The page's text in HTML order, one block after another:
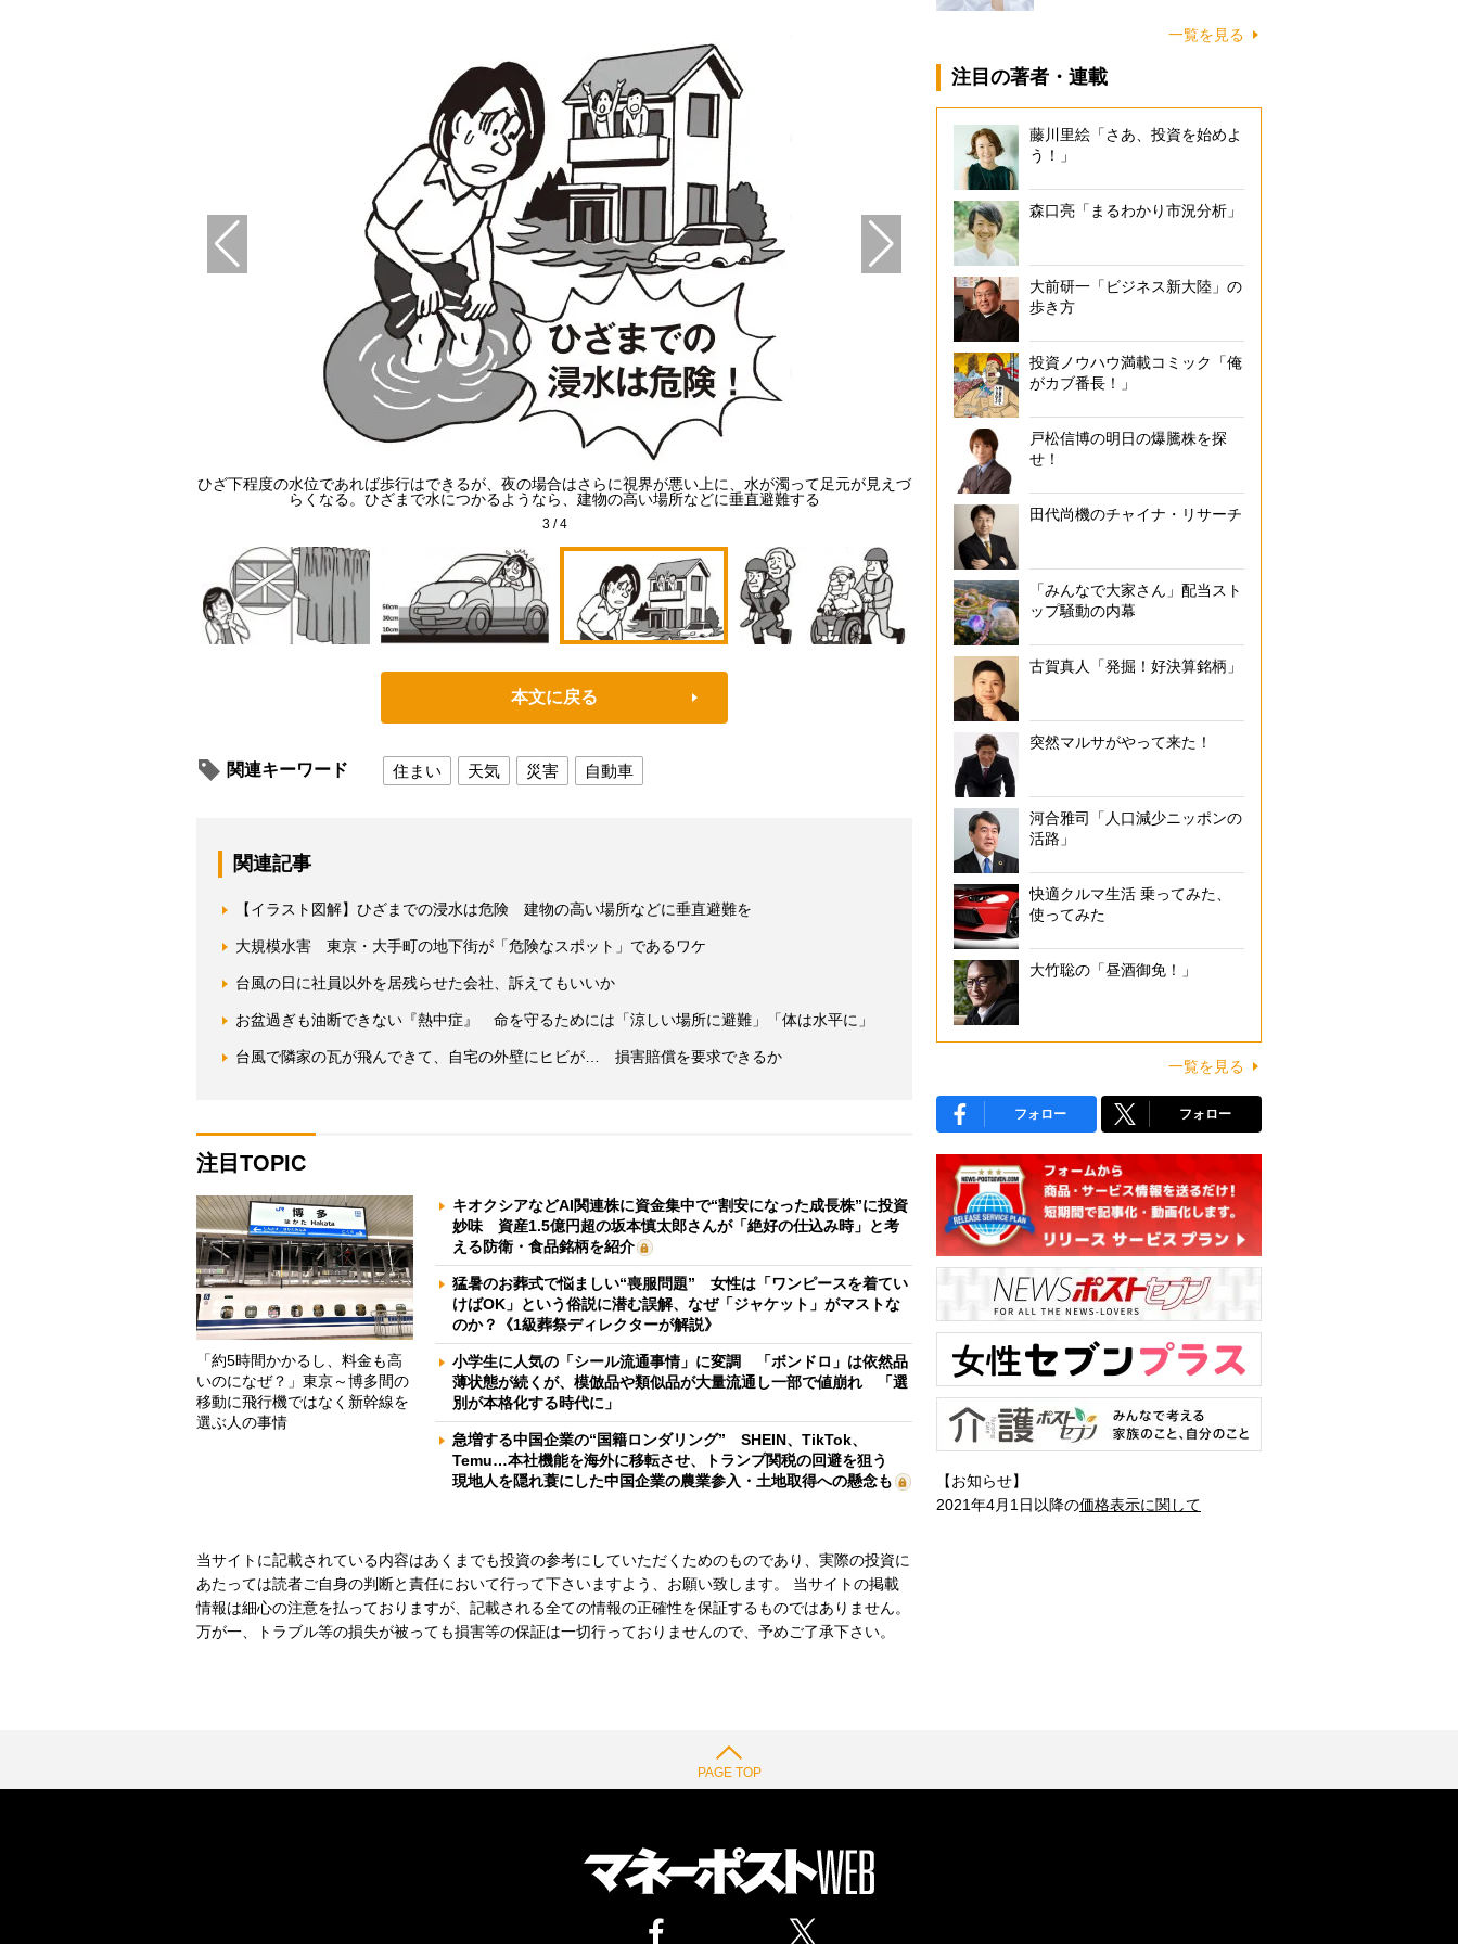
ひざ下程度の水位であれば歩行はできるが、夜の場合はさらに視界が悪い上に、水が濁って足元が見えづ
らくなる。ひざまで水につかるようなら、建物の高い場所などに垂直避難する
「高齢者等避難」の情報（警戒レベル3）が自治体から発令されたら、高齢者
難。レベル4で全員避難と覚えておこう
3/4
本文に戻る
関連キーワード 住まい 天気 災害 自動車
関連記事
【イラスト図解】ひざまでの浸水は危険 建物の高い場所などに垂直避難を
大規模水害 東京・大手町の地下街が「危険なスポット」であるワケ
台風の日に社員以外を居残らせた会社、訴えてもいいか
お盆過ぎも油断できない『熱中症』 命を守るためには「涼しい場所に避難」「体は水平に」
台風で隣家の瓦が飛んできて、自宅の外壁にヒビが… 損害賠償を要求できるか
注目TOPIC
「約5時間かかるし、料金も高
いのになぜ？」東京～博多間の
移動に飛行機ではなく新幹線を
選ぶ人の事情
キオクシアなどAI関連株に資金集中で“割安になった成長株”に投資
妙味 資産1.5億円超の坂本慎太郎さんが「絶好の仕込み時」と考
える防衛・食品銘柄を紹介
猛暑のお葬式で悩ましい“喪服問題” 女性は「ワンピースを着てい
けばOK」という俗説に潜む誤解、なぜ「ジャケット」がマストな
のか？《1級葬祭ディレクターが解説》
小学生に人気の「シール流通事情」に変調 「ボンドロ」は依然品
薄状態が続くが、模倣品や類似品が大量流通し一部で値崩れ 「選
別が本格化する時代に」
急増する中国企業の“国籍ロンダリング” SHEIN、TikTok、
Temu…本社機能を海外に移転させ、トランプ関税の回避を狙う
現地人を隠れ蓑にした中国企業の農業参入・土地取得への懸念も
当サイトに記載されている内容はあくまでも投資の参考にしていただくためのものであり、実際の投資に
あたっては読者ご自身の判断と責任において行って下さいますよう、お願い致します。 当サイトの掲載
情報は細心の注意を払っておりますが、記載される全ての情報の正確性を保証するものではありません。
万が一、トラブル等の損失が被っても損害等の保証は一切行っておりませんので、予めご了承下さい。
一覧を見る
注目の著者・連載
藤川里絵「さあ、投資を始めよ
う！」
森口亮「まるわかり市況分析」
大前研一「ビジネス新大陸」の
歩き方
投資ノウハウ満載コミック「俺
がカブ番長！」
戸松信博の明日の爆騰株を探
せ！
田代尚機のチャイナ・リサーチ
「みんなで大家さん」配当スト
ップ騒動の内幕
古賀真人「発掘！好決算銘柄」
突然マルサがやって来た！
河合雅司「人口減少ニッポンの
活路」
快適クルマ生活 乗ってみた、
使ってみた
大竹聡の「昼酒御免！」
一覧を見る
フォロー フォロー
【お知らせ】
2021年4月1日以降の価格表示に関して
PAGE TOP